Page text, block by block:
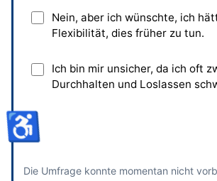
Nein, aber ich wünschte, ich
Flexibilität, dies früher zu tun.
Ich bin mir unsicher, da ich oft
Durchhalten und Loslassen
Die Umfrage konnte momentan nicht